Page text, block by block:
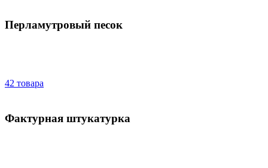
Перламутровый песок
42 товара
Фактурная штукатурка